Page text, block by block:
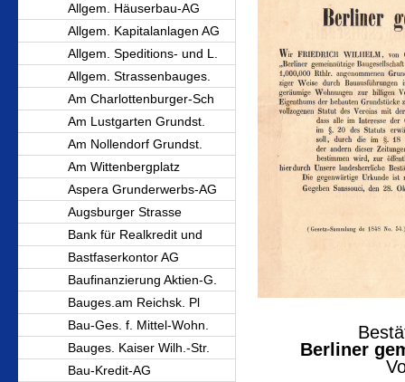
Allgem. Häuserbau-AG
Allgem. Kapitalanlagen AG
Allgem. Speditions- und L.
Allgem. Strassenbauges.
Am Charlottenburger-Sch
Am Lustgarten Grundst.
Am Nollendorf Grundst.
Am Wittenbergplatz
Aspera Grunderwerbs-AG
Augsburger Strasse
Bank für Realkredit und
Bastfaserkontor AG
Baufinanzierung Aktien-G.
Bauges.am Reichsk. Pl
Bau-Ges. f. Mittel-Wohn.
Bauges. Kaiser Wilh.-Str.
Bau-Kredit-AG
Berliner